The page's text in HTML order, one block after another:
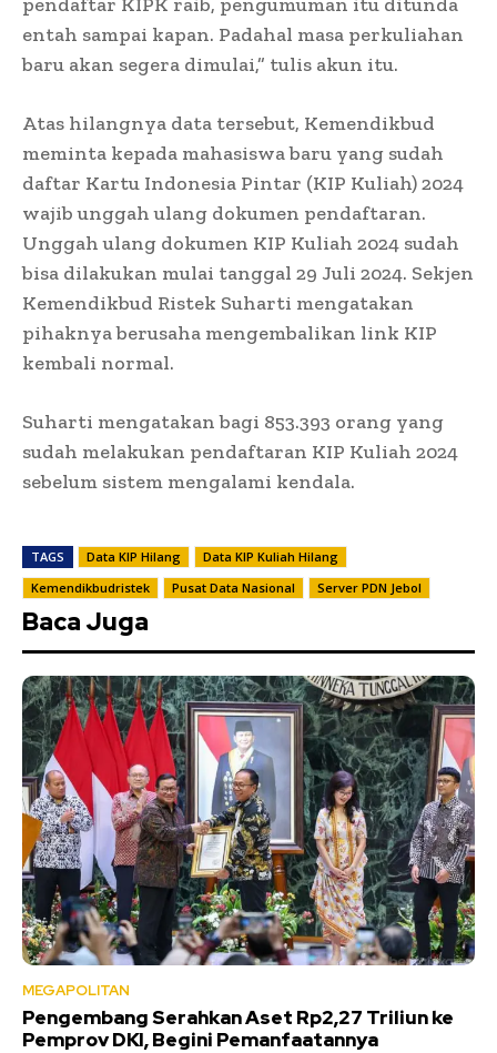
entah sampai kapan. Padahal masa perkuliahan
baru akan segera dimulai,” tulis akun itu.
Atas hilangnya data tersebut, Kemendikbud
meminta kepada mahasiswa baru yang sudah
daftar Kartu Indonesia Pintar (KIP Kuliah) 2024
wajib unggah ulang dokumen pendaftaran.
Unggah ulang dokumen KIP Kuliah 2024 sudah
bisa dilakukan mulai tanggal 29 Juli 2024. Sekjen
Kemendikbud Ristek Suharti mengatakan
pihaknya berusaha mengembalikan link KIP
kembali normal.
Suharti mengatakan bagi 853.393 orang yang
sudah melakukan pendaftaran KIP Kuliah 2024
sebelum sistem mengalami kendala.
TAGS Data KIP Hilang
Data KIP Kuliah Hilang
Kemendikbudristek
Pusat Data Nasional Server PDN Jebol
Baca Juga
MEGAPOLITAN
Pengembang Serahkan Aset Rp2,27 Triliun ke
Pemprov DKI, Begini Pemanfaatannya